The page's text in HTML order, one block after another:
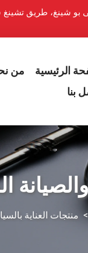
الرئيسية من
بنا
منتجات العناية